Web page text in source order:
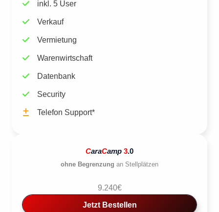
inkl. 5 User
Verkauf
Vermietung
Warenwirtschaft
Datenbank
Security
Telefon Support*
CaraCamp 3.0
ohne Begrenzung an Stellplätzen
9.240€
Jetzt Bestellen